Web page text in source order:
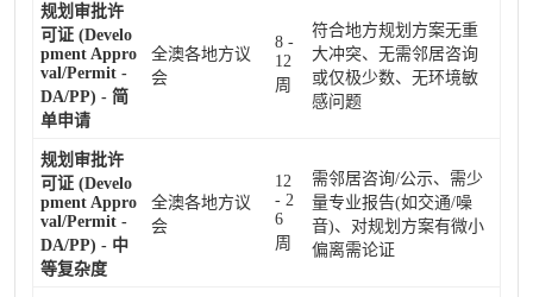
规划审批许
可证 (Develo
pment Appro
val/Permit -
DA/PP) - 简
单申请
全澳各地方议
会
8 -
12
周
符合地方规划方案无重
大冲突、无需邻居咨询
或仅极少数、无环境敏
感问题
规划审批许
可证 (Develo
pment Appro
val/Permit -
DA/PP) - 中
等复杂度
全澳各地方议
会
12
- 2
6
周
需邻居咨询/公示、需少
量专业报告(如交通/噪
音)、对规划方案有微小
偏离需论证